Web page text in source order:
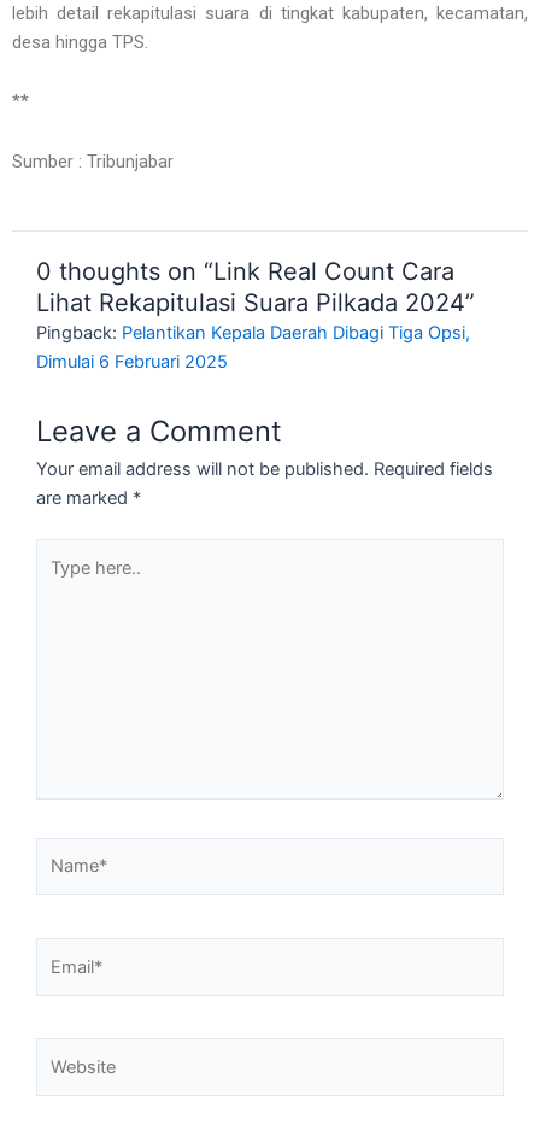
lebih detail rekapitulasi suara di tingkat kabupaten, kecamatan,
desa hingga TPS.
**
Sumber : Tribunjabar
0 thoughts on “Link Real Count Cara
Lihat Rekapitulasi Suara Pilkada 2024”
Pingback: Pelantikan Kepala Daerah Dibagi Tiga Opsi,
Dimulai 6 Februari 2025
Leave a Comment
Your email address will not be published. Required fields
are marked *
here..